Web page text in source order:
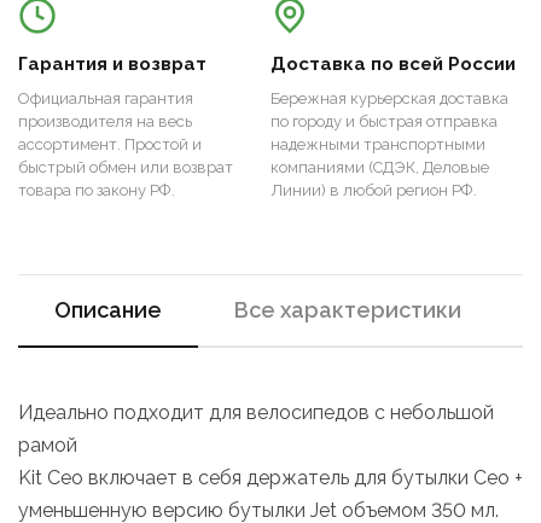
Гарантия и возврат
Официальная гарантия
производителя на весь
ассортимент. Простой и
быстрый обмен или возврат
товара по закону РФ.
Доставка по всей России
Бережная курьерская доставка
по городу и быстрая отправка
надежными транспортными
компаниями (СДЭК, Деловые
Линии) в любой регион РФ.
Описание Все характеристики
Идеально подходит для велосипедов с небольшой
рамой
Kit Ceo включает в себя держатель для бутылки Ceo +
уменьшенную версию бутылки Jet объемом 350 мл.